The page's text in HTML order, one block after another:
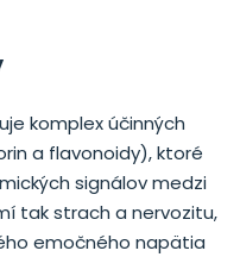
komplex účinných
a flavonoidy), ktoré
signálov medzi
tak strach a nervozitu,
emočného napätia